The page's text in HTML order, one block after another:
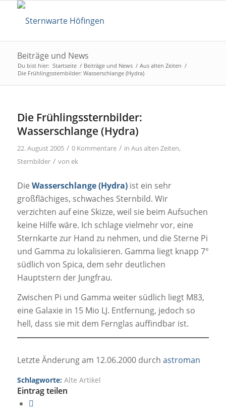
Beiträge und News
Du bist hier: Startseite / Beiträge und News / Aus alten Zeiten /
Die Frühlingssternbilder: Wasserschlange (Hydra)
Die Frühlingssternbilder:
Wasserschlange (Hydra)
22. August 2005 / 0 Kommentare / in Aus alten Zeiten,
Sternbilder / von ek
Die Wasserschlange (Hydra)ist ein sehr
großflächiges, schwaches Sternbild. Wir
verzichten auf eine Skizze, weil sie beim Aufsuchen
keine Hilfe wäre. Ich schlage vielmehr vor, eine
Sternkarte zur Hand zu nehmen, und die Sterne Pi
und Gamma zu lokalisieren. Gamma liegt knapp 7°
südlich von Spica, dem sehr deutlichen
Hauptstern der Jungfrau.
Zwischen Pi und Gamma weiter südlich liegt M83,
eine Galaxie in 15 Mio LJ. Entfernung, jedoch so
hell, dass sie mit dem Fernglas auffindbar ist.
Letzte Änderung am 12.06.2000 durch astroman
Schlagworte: Alte Artikel
Eintrag teilen